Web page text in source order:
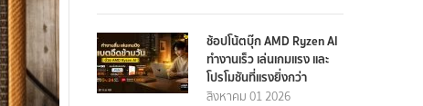
ช้อปโน้ตบุ๊ก AMD Ryzen AI
ทำงานเร็ว เล่นเกมแรง และ
โปรโมชันที่แรงยิ่งกว่า
สิงหาคม 01 2026